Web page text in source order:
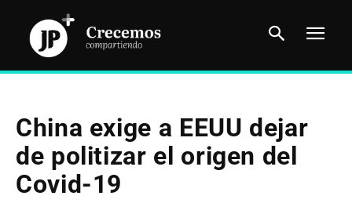
China exige a EEUU dejar
de politizar el origen del
Covid-19